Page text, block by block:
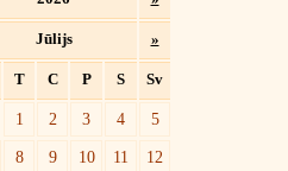
Jūlijs »
T C P S Sv
1 2 3 4
5
8 9 10 11
12